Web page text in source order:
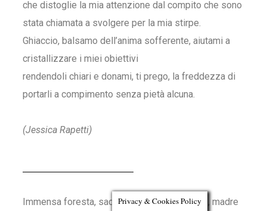
che distoglie la mia attenzione dal compito che sono
stata chiamata a svolgere per la mia stirpe.
Ghiaccio, balsamo dell’anima sofferente, aiutami a
cristallizzare i miei obiettivi
rendendoli chiari e donami, ti prego, la freddezza di
portarli a compimento senza pietà alcuna.
(Jessica Rapetti)
Immensa foresta, sacro bosco, albero antico, madre
Privacy & Cookies Policy